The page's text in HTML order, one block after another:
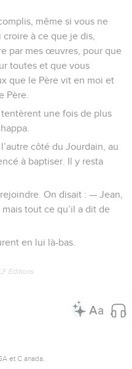
même si vous ne
à ce que je dis,
par mes œuvres, pour que
toutes et que vous
que le Père vit en moi et
Père.
tentèrent une fois de plus
côté du Jourdain, au
à baptiser. Il y resta
On disait : — Jean,
tout ce qu’il a dit de
en lui là-bas.
Editions
et C anada.